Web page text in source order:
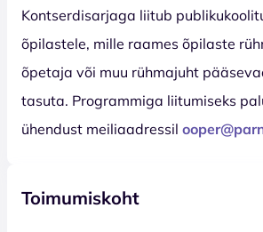
Kontserdisarjaga liitub
õpilastele, mille raames õpilaste
õpetaja või muu rühmajuht
tasuta. Programmiga liitumiseks
ühendust meiliaadressil
Toimumiskoht